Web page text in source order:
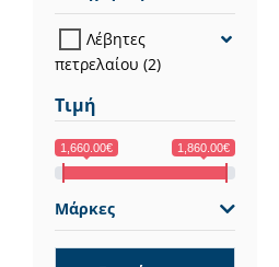
Λέβητες
πετρελαίου (2)
Τιμή
1,660.00€ 1,860.00€
Μάρκες